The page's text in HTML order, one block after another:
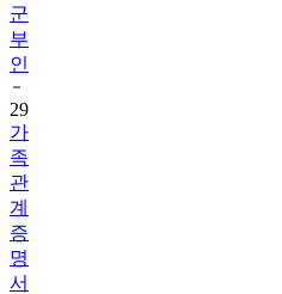
군
부
인
29
가
족
관
계
증
명
서